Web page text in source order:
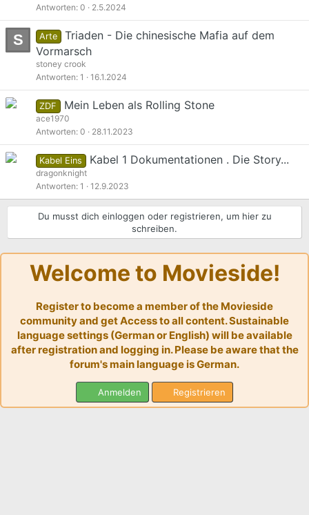
Antworten 0 2.5.2024
S Arte
Triaden - Die chinesische Mafia auf dem
Vormarsch
stoney crook
Antworten 1 16.1.2024
ZDF Mein Leben als Rolling Stone
ace1970
Antworten 0 28.11.2023
Kabel Eins Kabel 1 Dokumentationen . Die Story...
dragonknight
Antworten 1 12.9.2023
Du musst dich einloggen oder registrieren, um hier zu
schreiben.
Welcome to Movieside!
Register to become a member of the Movieside
community and get Access to all content. Sustainable
language settings (German or English) will be available
after registration and logging in. Please be aware that the
forum's main language is German.
Anmelden Registrieren